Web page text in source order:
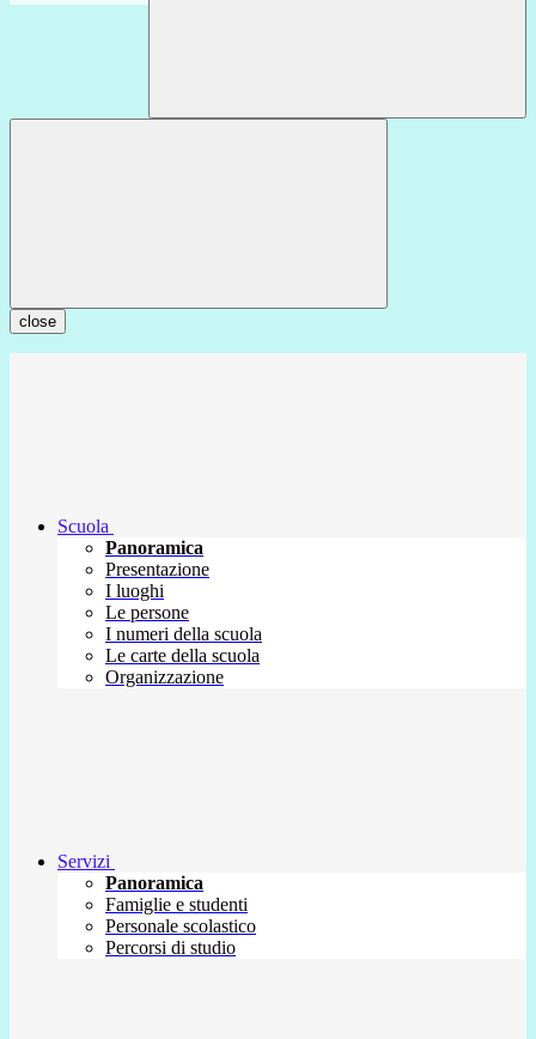
close
Scuola
Panoramica
Presentazione
I luoghi
Le persone
I numeri della scuola
Le carte della scuola
Organizzazione
Servizi
Panoramica
Famiglie e studenti
Personale scolastico
Percorsi di studio